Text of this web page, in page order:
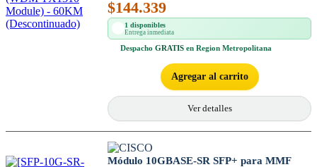
$144.339
1 disponibles
Entrega inmediata
Despacho GRATIS en Region Metropolitana
Agregar al carrito
Ver detalles
Módulo 10GBASE-SR SFP+ para MMF